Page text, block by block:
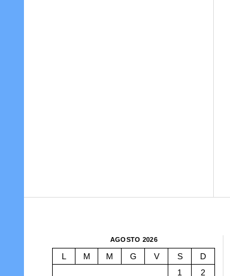
AGOSTO 2026
L M M G V S
D
1
2